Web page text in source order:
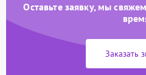
Оставьте заявку, мы
Заказать